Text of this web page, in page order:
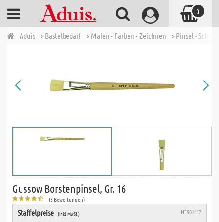
Aduis > Bastelbedarf > Malen - Farben - Zeichnen > Pinsel -
Gussow Borstenpinsel, Gr. 16
(3 Bewertungen)
Staffelpreise (inkl. MwSt.) N° 501447
0